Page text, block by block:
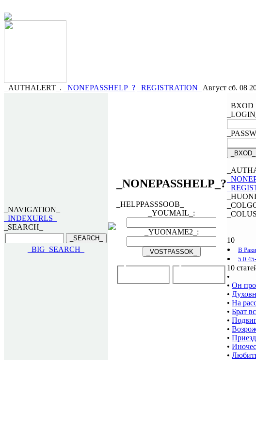
_AUTHALERT_. _NONEPASSHELP_? _REGISTRATION_ Август сб. 08
_NAVIGATION_
_INDEXURLS_
_SEARCH_
_BIG_SEARCH_
_NONEPASSHELP_?
_HELPPASSSOOB_
_YOUMAIL_:
_YUONAME2_:
_BXOD_
10
В
10
•
• Он
•
• На
• Брат
•
•
•
•
•